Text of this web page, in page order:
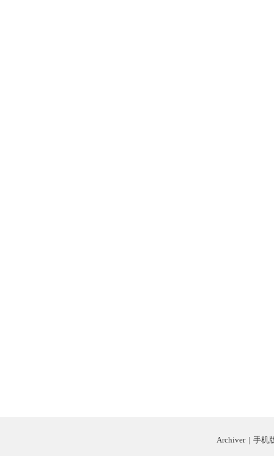
Archiver | 手机